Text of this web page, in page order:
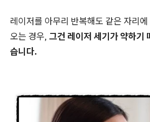
레이저를 아무리 반복해도 같은 자리
오는 경우, 그건 레이저 세기가 약하기
습니다.